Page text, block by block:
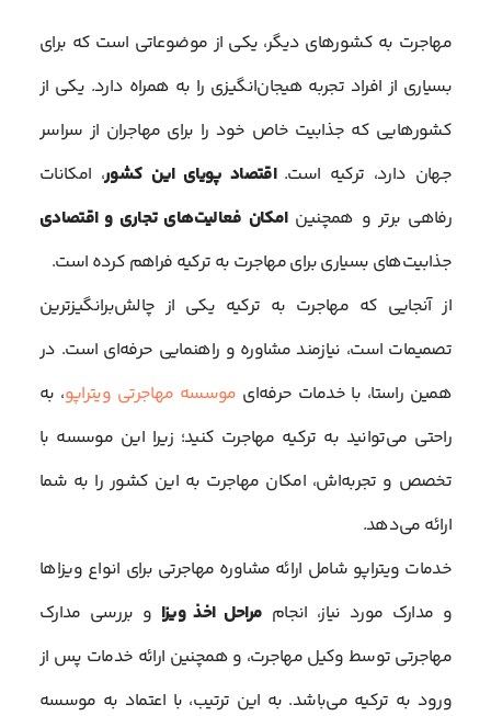
مهاجرت به کشورهای دیگر، یکی از موضوعاتی است که برای
بسیاری از افراد تجربه هیجان‌انگیزی را به همراه دارد. یکی از
کشورهایی که جذابیت خاص خود را برای مهاجران از سراسر
جهان دارد، ترکیه است. اقتصاد پویای این کشور، امکانات
رفاهی برتر و همچنینامکان فعالیت‌های تجاری و اقتصادی
جذابیت‌های بسیاری برای مهاجرت به ترکیه فراهم کرده است.
از آنجایی که مهاجرت به ترکیه یکی از چالش‌برانگیزترین
تصمیمات است، نیازمند مشاوره و راهنمایی حرفه‌ای است. در
همین راستا، با خدمات حرفه‌ای موسسه مهاجرتی ویتراپو، به
راحتی می‌توانید به ترکیه مهاجرت کنید؛ زیرا این موسسه با
تخصص و تجربه‌اش، امکان مهاجرت به این کشور را به شما
ارائه می‌دهد.
خدمات ویتراپو شامل ارائه مشاوره مهاجرتی برای انواع ویزاها
و مدارک مورد نیاز، انجام مراحل اخذ ویزا و بررسی مدارک
مهاجرتی توسط وکیل مهاجرت، و همچنین ارائه خدمات پس از
ورود به ترکیه می‌باشد. به این ترتیب، با اعتماد به موسسه